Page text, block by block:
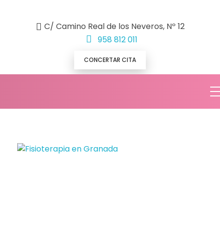
C/ Camino Real de los Neveros, Nº 12
958 812 011
CONCERTAR CITA